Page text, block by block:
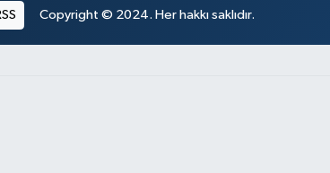
Copyright © 2024. Her hakkı saklıdır.